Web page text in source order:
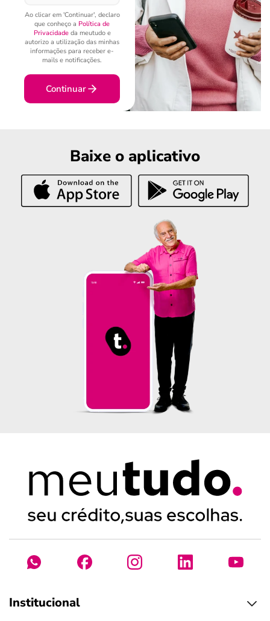
Ao clicar em 'Continuar', declaro
que conheço a Política de
Privacidadeda meutudo e
autorizo a utilização das minhas
informações para receber e-
mails e notificações.
Continuar
Baixe o aplicativo
Institucional